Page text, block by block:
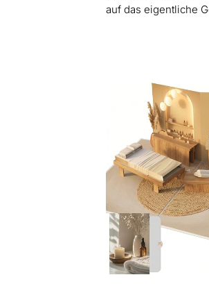
auf das eigentliche